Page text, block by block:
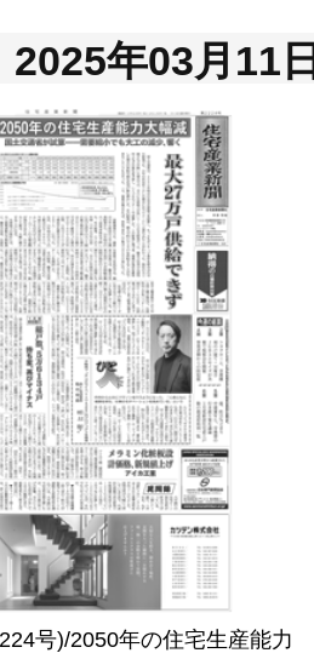
年03月11日
号)/2050年の住宅生産能力